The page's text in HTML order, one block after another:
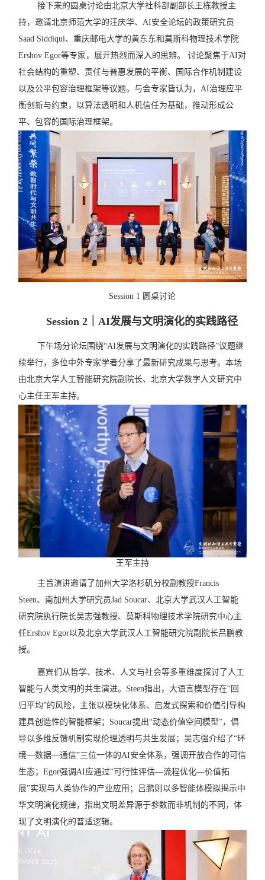
接下来的圆桌讨论由北京大学社科部副部长王栋教授主
持，邀请北京师范大学的汪庆华、 AI安全论坛的政策研究员
Saad Siddiqui、重庆邮电大学的黄东东和莫斯科物理技术学院
Ershov Egor等专家，展开热烈而深入的思辨。 讨论聚焦于AI对
社会结构的重塑、责任与普惠发展的平衡、国际合作机制建设
以及公平包容治理框架等议题。与会专家皆认 为， AI治理应平
衡创新与约束，以算法透明和人机信任为基础，推动形成公
平、包容的国际治理框架。
Session 1 圆桌讨论
Session 2 ｜AI发展与文明演化的实践路径
下午场分论坛围绕“AI发展与文明演化的实践路径”议题继
续举行，多位中外专家学者分享了最新研究成果与思考。本场
由北京大学人工智能研究院副院长、北京大学数字人文研究中
心主任王军主持。
王军主持
主旨演讲邀请了加州大学洛杉矶分校副教授Francis
Steen、南加州大学研究员Jad Soucar、北京大学武汉人工智能
研究院执行院长吴志强教授、莫斯科物理技术学院研究中心主
任Ershov Egor以及北京大学武汉人工智能研究院副院长吕鹏教
授。
嘉宾们从哲学、技术、人文与社会等多重维度探讨了人工
智能与人类文明的共生演进。 Steen指出，大语言模型存在“ 回
归平均”的风险，主张以模块化体系、启发式探索和价值引导构
建具创造性的智能框架； Soucar提出“动态价值空间模型”，倡
导以多维反馈机制实现伦理透明与共生发展；吴志强介绍了“环
境—数据—通信”三位一体的AI安全体系，强调开放合作的可信
生态；Egor强调AI应通过“可行性评估—流程优化—价值拓
展”实现与人类协作的产业应用；吕鹏则以多智能体模拟揭示中
华文明演化规律，指出文明差异源于参数而非机制的不同，体
现了文明演化的普适逻辑。